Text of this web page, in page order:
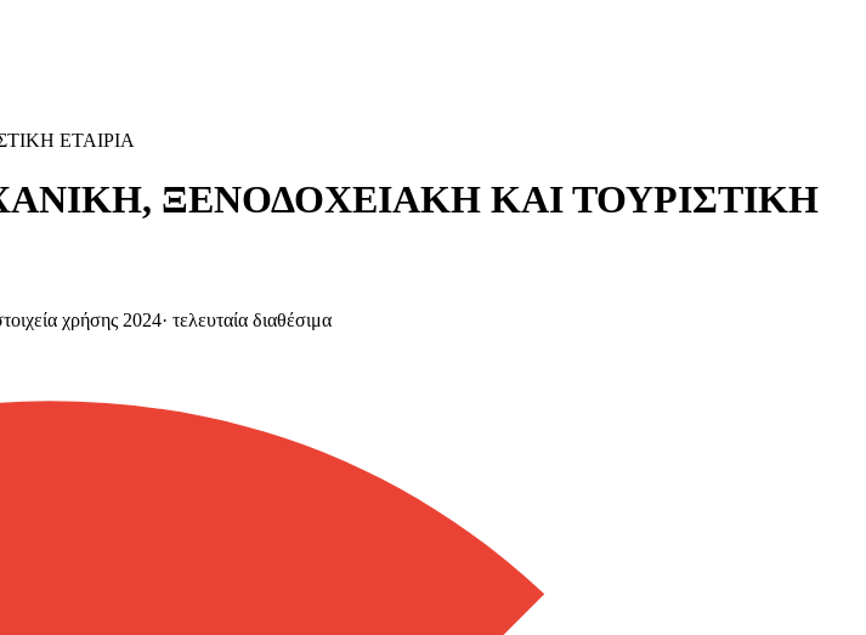
ΕΤΑΙΡΙΑ
ΞΕΝΟΔΟΧΕΙΑΚΗ ΚΑΙ ΤΟΥΡΙΣΤΙΚΗ
χρήσης 2024· τελευταία διαθέσιμα